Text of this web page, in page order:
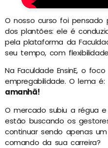
O nosso curso foi pensado
dos plantões: ele é
pela plataforma da
seu tempo, com
Na Faculdade EnsinE, o
empregabilidade. O lema é:
amanhã!
O mercado subiu a régua
estão buscando os
continuar sendo apenas
comando da sua carreira?